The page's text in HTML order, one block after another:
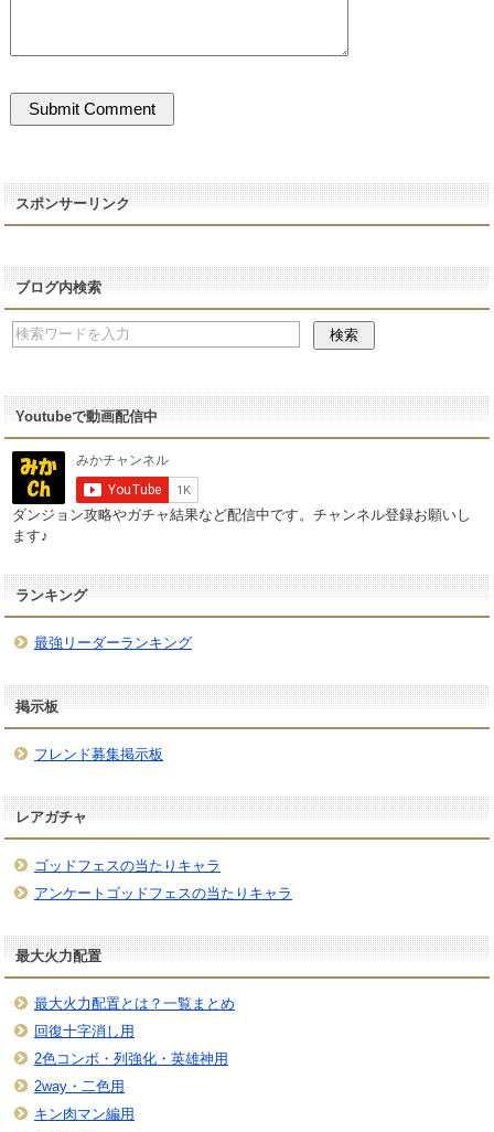
スポンサーリンク
ブログ内検索
Youtubeで動画配信中
ダンジョン攻略やガチャ結果など配信中です。チャンネル登録お願いし
ます♪
ランキング
最強リーダーランキング
掲示板
フレンド募集掲示板
レアガチャ
ゴッドフェスの当たりキャラ
アンケートゴッドフェスの当たりキャラ
最大火力配置
最大火力配置とは？一覧まとめ
回復十字消し用
2色コンボ・列強化・英雄神用
2way・二色用
キン肉マン編用